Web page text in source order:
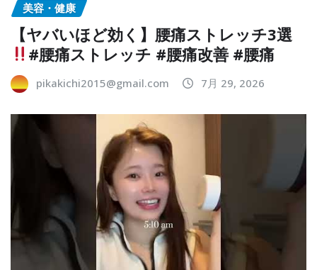
美容・健康
【ヤバいほど効く】腰痛ストレッチ3選
#腰痛ストレッチ #腰痛改善 #腰痛
pikakichi2015@gmail.com 7月 29, 2026